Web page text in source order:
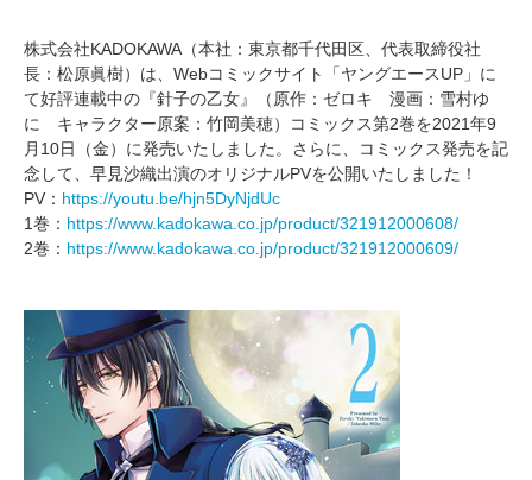
株式会社KADOKAWA（本社：東京都千代田区、代表取締役社
長：松原眞樹）は、Webコミックサイト「ヤングエースUP」に
て好評連載中の『針子の乙女』（原作：ゼロキ 漫画：雪村ゆ
に キャラクター原案：竹岡美穂）コミックス第2巻を2021年9
月10日（金）に発売いたしました。さらに、コミックス発売を記
念して、早見沙織出演のオリジナルPVを公開いたしました！
PV： https://youtu.be/hjn5DyNjdUc
1巻： https://www.kadokawa.co.jp/product/321912000608/
2巻： https://www.kadokawa.co.jp/product/321912000609/